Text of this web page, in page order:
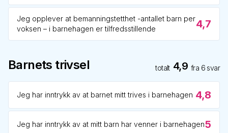
Jeg opplever at bemanningstetthet -antallet barn per
voksen – i barnehagen er tilfredsstillende
4,7
Barnets trivsel totalt 4,9 fra 6 svar
Jeg har inntrykk av at barnet mitt trives i barnehagen 4,8
Jeg har inntrykk av at mitt barn har venner i barnehagen5